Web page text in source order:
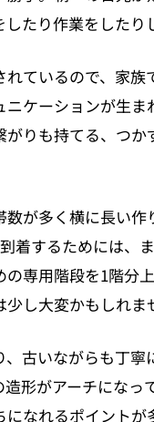
たり作業をしたり
ているので、家
ケーションが生
りも持てる、つ
が多く横に長い
着するためには、
専用階段を1階分
し大変かもしれま
古いながらも丁
形がアーチになっ
なれるポイントが